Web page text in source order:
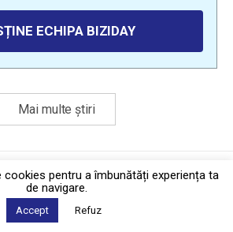
ECHIPA BIZIDAY
Mai multe știri
de confidențialitate·Contact
2026 © Biziday
pentru a îmbunătăți experiența ta
de navigare.
Accept Refuz